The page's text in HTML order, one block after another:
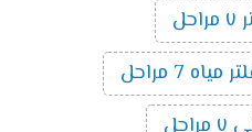
7 مراحل